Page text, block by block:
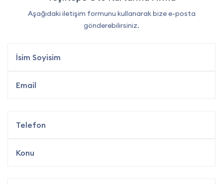
Aşağıdaki iletişim formunu kullanarak bize e-posta
gönderebilirsiniz.